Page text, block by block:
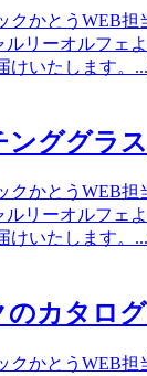
クかとうWEB担
ルリーオルフェ
いたします。
ググラス
クかとうWEB担
ルリーオルフェ
いたします。
カタロ
クかとうWEB担